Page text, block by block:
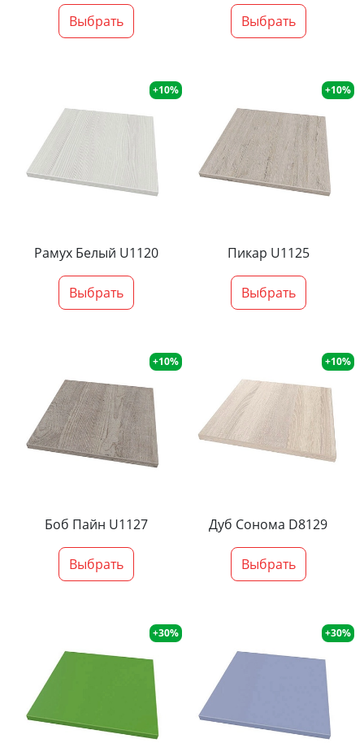
Выбрать Выбрать
+10%
Рамух Белый U1120
Выбрать
+10%
Пикар U1125
Выбрать
+10%
Боб Пайн U1127
Выбрать
+10%
Дуб Сонома D8129
Выбрать
+30% +30%